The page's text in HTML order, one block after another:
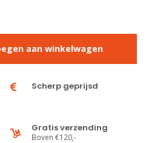
aan winkelwagen
Scherp geprijsd
Gratis verzending
Boven €120,-